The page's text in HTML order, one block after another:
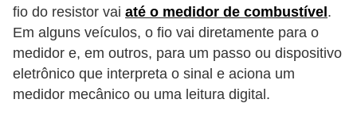
fio do resistor vai até o medidor de combustível.
Em alguns veículos, o fio vai diretamente para o
medidor e, em outros, para um passo ou dispositivo
eletrônico que interpreta o sinal e aciona um
medidor mecânico ou uma leitura digital.
r
i
o
s
a